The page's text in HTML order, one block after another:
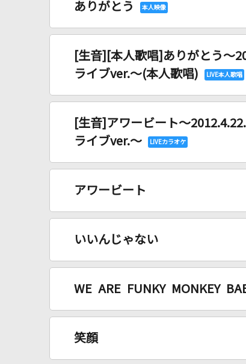
ありがとう
[生音][本人歌唱]ありがとう～
ライブver.～(本人歌唱)
[生音]アワービート～
ライブver.～
アワービート
いいんじゃない
WE ARE FUNKY MONKEY
笑顔